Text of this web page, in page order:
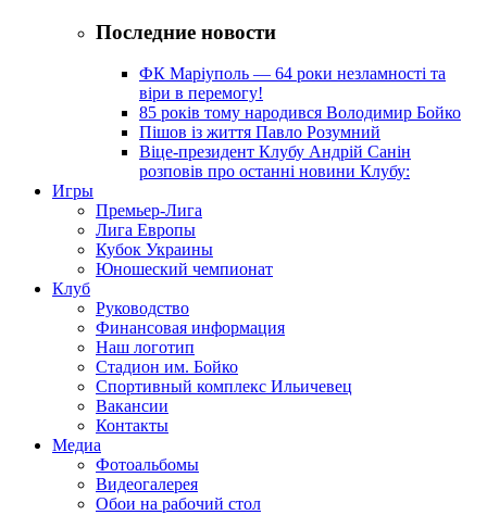
Последние новости
ФК Маріуполь — 64 роки незламності та
віри в перемогу!
85 років тому народився Володимир Бойко
Пішов із життя Павло Розумний
Віце-президент Клубу Андрій Санін
розповів про останні новини Клубу:
Игры
Премьер-Лига
Лига Европы
Кубок Украины
Юношеский чемпионат
Клуб
Руководство
Финансовая информация
Наш логотип
Стадион им. Бойко
Спортивный комплекс Ильичевец
Вакансии
Контакты
Медиа
Фотоальбомы
Видеогалерея
Обои на рабочий стол